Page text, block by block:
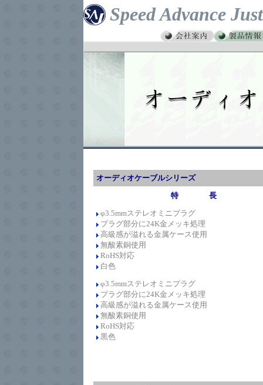
Speed Advance
オーディオケーブルシリーズ
特 長
φ3.5mmステレオミニプラグ
プラ グ部分に24K金メッキ処理
高級感が溢れる金属ケース使用
無酸素銅使用
RoHS対応
白色
φ3.5mmステレオミニプラグ
プラグ部分に24K金メッキ処理
高級感が溢れる金属ケース使用
無酸素銅使用
RoHS対応
黒色